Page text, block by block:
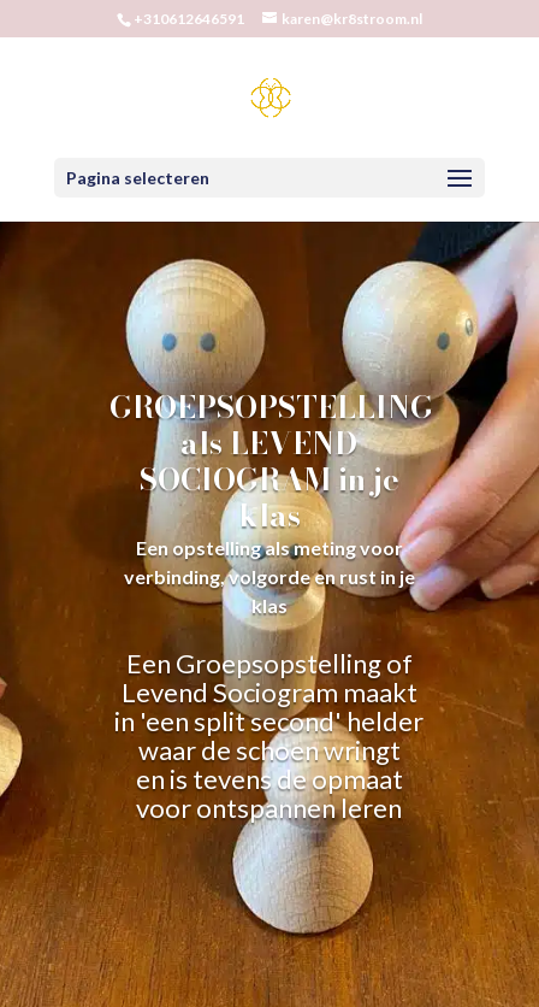
+310612646591 karen@kr8stroom.nl
Pagina selecteren
GROEPSOPSTELLING
als LEVEND
SOCIOGRAM in je
klas
Een opstelling als meting voor
verbinding, volgorde en rust in je
klas
Een Groepsopstelling of
Levend Sociogram maakt
in 'een split second' helder
waar de schoen wringt
en is tevens de opmaat
voor ontspannen leren